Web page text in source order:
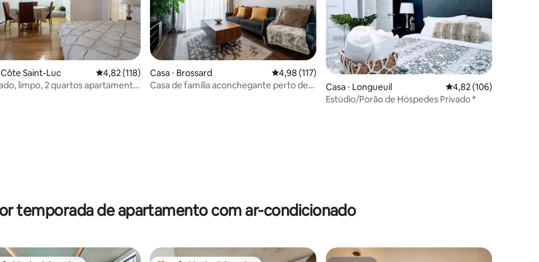
média de 5, 53 avaliações
Côte Saint-Luc 4,82 de uma avaliação média de 5, 118 avaliações
4,82 (118)
limpo, 2 quartos apartamento
Casa ⋅ Brossard 4,98 de uma avaliação média de 5, 117 avaliações
4,98 (117)
Casa de família aconchegante perto de
Casa ⋅ Longueuil 4,82 de uma avaliação
4,82 (106)
Estúdio/Porão de Hóspedes Privado *
temporada de apartamento com ar-condicionado